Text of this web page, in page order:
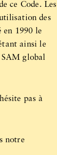
ce Code. Les
des
en 1990 le
ainsi le
global
pas à
notre